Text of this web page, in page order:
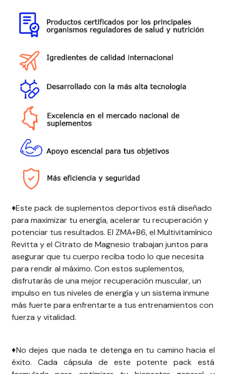
♦️Este pack de suplementos deportivos está diseñado
para maximizar tu energía, acelerar tu recuperación y
potenciar tus resultados. El ZMA+B6, el Multivitamínico
Revitta y el Citrato de Magnesio trabajan juntos para
asegurar que tu cuerpo reciba todo lo que necesita
para rendir al máximo. Con estos suplementos,
disfrutarás de una mejor recuperación muscular, un
impulso en tus niveles de energía y un sistema inmune
más fuerte para enfrentarte a tus entrenamientos con
fuerza y vitalidad.
♦️No dejes que nada te detenga en tu camino hacia el
éxito. Cada cápsula de este potente pack está